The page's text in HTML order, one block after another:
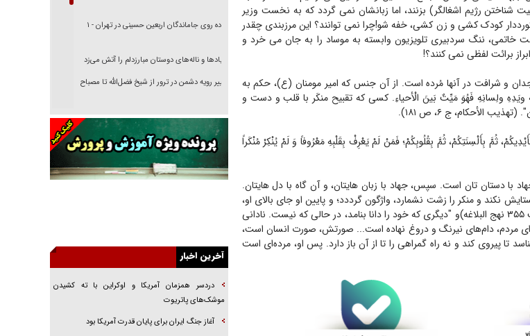
رژیم اشغالگر) بزنند، اما زبانشان نمی گردد که به نخست وزیر
رکورددار کودک کشی و زن کشی، خفه شو!چرا نمی توانند؟ این مرزبندی چقدر
خاتمی، ننگ سردبیری تلویزیون وابسته به موساد را به جان می خرد و
برائت لفظی نمی کنند؟!
و شرافت در آنها مُرده است. از آن جنس که امیر مومنان (ع)، حکم به
ویَدِهِ ولِسانِهِ فَهُوَ مَیِّتٌ بَینَ الْأحیاءِ. کسی که تقبیح منکَر با قلب و دست و
الأحکام، ج ۶، ص ۱۸۱).
ثُمَّ بِأَلْسِنَتِکُمْ، ثُمَّ بِقُلُوبِکُمْ؛ فَمَنْ لَمْ یَعْرِفْ بِقَلْبِهِ مَعْرُوفاً وَ لَمْ یُنْکِرْ مُنْکَراً
با دستان تان است. سپس، جهاد با زبان هایتان، و آن گاه با دل هایتان.
نکند و منکر را زشت نشمارد، واژگون گرددد؛ و پایین او جای بالای او،
و بالای او جای پایین او قرار گیرد". (حکمت ۳۵۵ نهج البلاغه)و "دیگری که خود را دانا بنامد، در حالی که نیست. نادانی
مردم، دام‌های نیرنگ و دروغ نهاده است... صورتش، صورت انسان است،
تا پیروی کند و نه راه گمراهی را تا از آن باز دارد. پس او، مرده‌ای است
پیاده روی جاماندگان اربعین حسینی در تهران - ۱
فریاد‌ها و ناله‌های دوستان مبارزدلم را آتش می‌زد
تغییر رویه دشمن در ترور از شیخ فضل‌الله تا مصباح
خرید قسطی اولش خنده و آخرش گریه است!
فوتبال و آن «بالا»!
راهبرد غافلگیری با نسل جدید پهپاد‌ها
جنجال پزشکان تقلبی در صنعت زیبایی
خواهرم فرمانده جهادی و اهل خدمت بی‌منت بود
بگنجد!
برابر یورش به پاسگاه‌های پلیس
آخرین اخبار
دردسر همزمان آمریکا و اوکراین با ته کشیدن
موشک‌های پاتریوت
آغاز جنگ ایران برای پایان قدرت آمریکا بود